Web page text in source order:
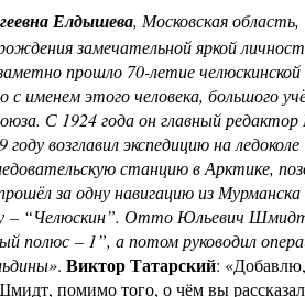
оркестры, хоры
«Встречи...»
В.В.Татарского
«Радио России»
«Встречи с песней»
Елдышева, Московская область,
замечательной яркой
прошло 70-летие челюскинской
с именем этого человека, большого
С 1924 года он главный
возглавил экспедицию на
станцию в Арктике,
за одну навигацию из Мурманска
– “Челюскин”. Отто Юльевич Шмидт
полюс – 1”, а потом руководил
. Виктор Татарский:
помимо того, о чём вы